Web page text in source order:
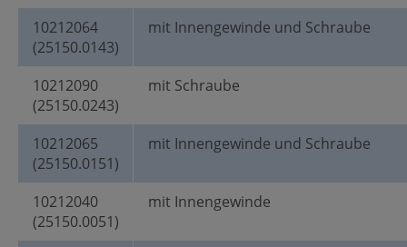
10212064
(25150.0143)
mit Innengewinde und Schraube
10212090
(25150.0243)
mit Schraube
10212065
(25150.0151)
mit Innengewinde und Schraube
10212040
(25150.0051)
mit Innengewinde